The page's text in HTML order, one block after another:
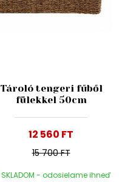
Tároló tengeri fűből
fülekkel 50cm
12 560 FT
15 700 FT
SKLADOM - odosielame ihneď